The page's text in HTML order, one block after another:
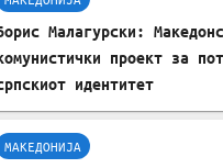
Малагурски:
проект за
идентитет
МАКЕДОНИЈА